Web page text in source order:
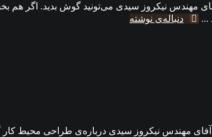
نیکروز سیدی می‌تونید گوش بدید. اگر هم
...
دنباله‌ی نوشته
مهندس نیکروز سیدی درباره‌ی طراحی محیط کار